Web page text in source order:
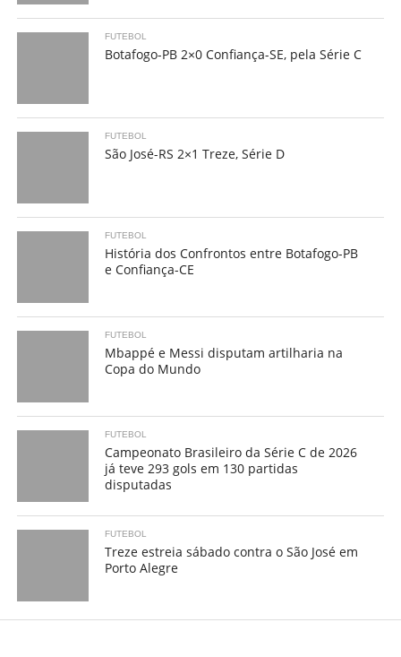
FUTEBOL
Botafogo-PB 2×0 Confiança-SE, pela Série C
FUTEBOL
São José-RS 2×1 Treze, Série D
FUTEBOL
História dos Confrontos entre Botafogo-PB
e Confiança-CE
FUTEBOL
Mbappé e Messi disputam artilharia na
Copa do Mundo
FUTEBOL
Campeonato Brasileiro da Série C de 2026
já teve 293 gols em 130 partidas
disputadas
FUTEBOL
Treze estreia sábado contra o São José em
Porto Alegre